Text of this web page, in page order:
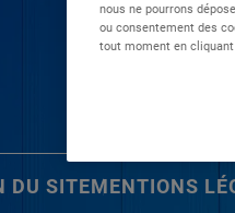
DU SITEMENTIONS
nous ne pourrons
ou consentement des
tout moment en